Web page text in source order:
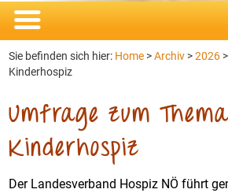

Sie befinden sich hier: Home >Archiv >2026
Kinderhospiz
Umfrage zum Thema
Kinderhospiz
Der Landesverband Hospiz NÖ führt